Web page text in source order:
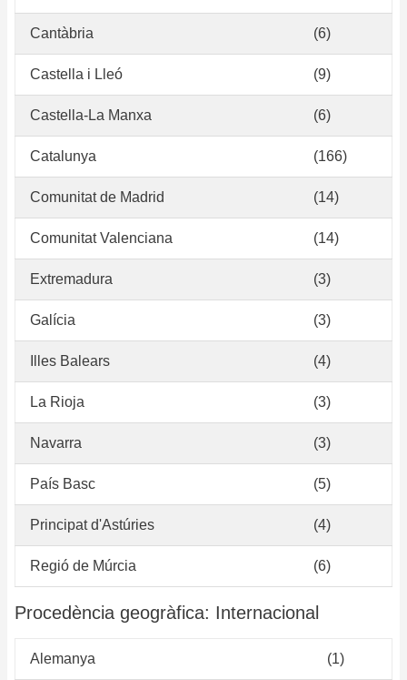
Cantàbria (6)
Castella i Lleó (9)
Castella-La Manxa (6)
Catalunya (166)
Comunitat de Madrid (14)
Comunitat Valenciana (14)
Extremadura (3)
Galícia (3)
Illes Balears (4)
La Rioja (3)
Navarra (3)
País Basc (5)
Principat d'Astúries (4)
Regió de Múrcia (6)
Procedència geogràfica: Internacional
Alemanya (1)